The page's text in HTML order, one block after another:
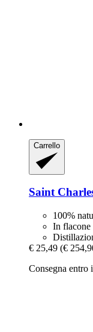
Carrello
Saint
100%
In
€ 25,49 (€
Consegna entro